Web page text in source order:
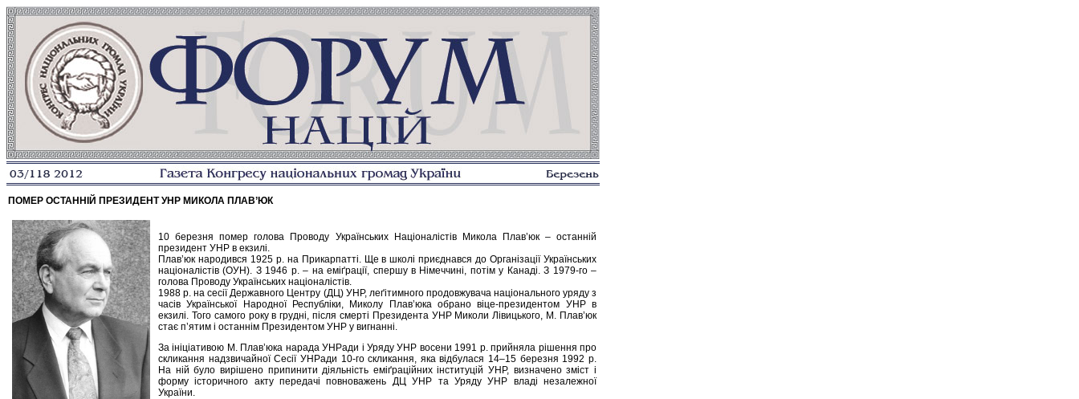
ПОМЕР ОСТАННІЙ ПРЕЗИДЕНТ УНР МИКОЛА ПЛАВ’ЮК
10 березня помер голова Проводу Українських Націоналістів Микола Плав’юк – останній
президент УНР в екзилі.
Плав’юк народився 1925 р. на Прикарпатті. Ще в школі приєднався до Організації Українських
націоналістів (ОУН). З 1946 р. – на еміґрації, спершу в Німеччині, потім у Канаді. З 1979-го –
голова Проводу Українських націоналістів.
1988 р. на сесії Державного Центру (ДЦ) УНР, леґітимного продовжувача національного уряду з
часів Української Народної Республіки, Миколу Плав’юка обрано віце-президентом УНР в
екзилі. Того самого року в грудні, після смерті Президента УНР Миколи Лівицького, М. Плав’юк
стає п’ятим і останнім Президентом УНР у вигнанні.
За ініціативою М. Плав’юка нарада УНРади і Уряду УНР восени 1991 р. прийняла рішення про
скликання надзвичайної Сесії УНРади 10-го скликання, яка відбулася 14–15 березня 1992 р.
На ній було вирішено припинити діяльність еміґраційних інституцій УНР, визначено зміст і
форму історичного акту передачі повноважень ДЦ УНР та Уряду УНР владі незалежної
України.